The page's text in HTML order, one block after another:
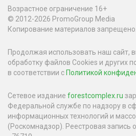
Возрастное ограничение 16+
© 2012-2026 PromoGroup Media
Копирование материалов запрещено.
Продолжая использовать наш сайт,
обработку файлов Cookies и других
в соответствии с Политикой
Сетевое издание forestcomplex.ru
Федеральной службе по надзору в
информационных технологий и
(Роскомнадзор). Реестровая